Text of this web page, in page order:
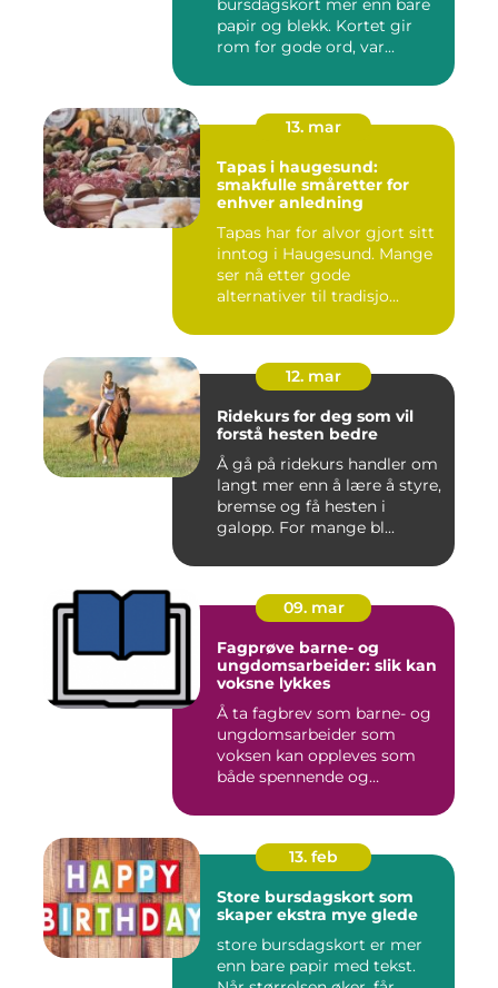
bursdagskort mer enn bare
papir og blekk. Kortet gir
rom for gode ord, var...
13. mar
Tapas i haugesund:
smakfulle småretter for
enhver anledning
Tapas har for alvor gjort sitt
inntog i Haugesund. Mange
ser nå etter gode
alternativer til tradisjo...
12. mar
Ridekurs for deg som vil
forstå hesten bedre
Å gå på ridekurs handler om
langt mer enn å lære å styre,
bremse og få hesten i
galopp. For mange bl...
09. mar
Fagprøve barne- og
ungdomsarbeider: slik kan
voksne lykkes
Å ta fagbrev som barne- og
ungdomsarbeider som
voksen kan oppleves som
både spennende og
13. feb
Store bursdagskort som
skaper ekstra mye glede
store bursdagskort er mer
enn bare papir med tekst.